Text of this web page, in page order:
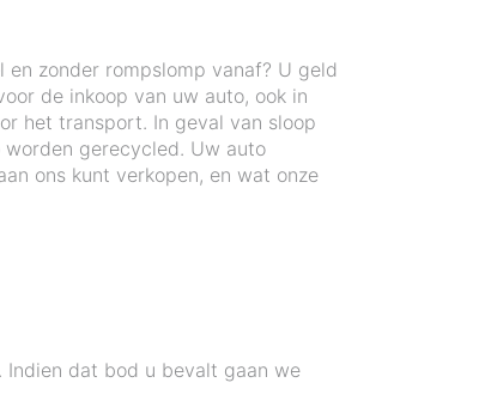
zonder rompslomp vanaf? U geld
de inkoop van uw auto, ook in
het transport. In geval van sloop
gerecycled. Uw auto
ons kunt verkopen, en wat onze
dat bod u bevalt gaan we